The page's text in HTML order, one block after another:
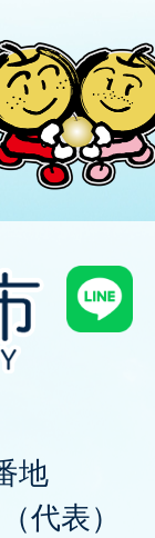
地
代表）